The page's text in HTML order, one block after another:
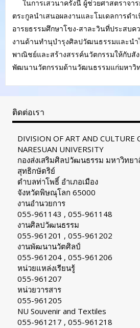
ในการเสวนาครั้งนี้ ผู้ช่วยศาสตราจา
ตระกูลนำเสนอผลงานและโมเดลการดำ
อารยธรรมศึกษาโขง-สาละวินที่ประสบค
งานด้านทำนุบำรุงศิลปวัฒนธรรมและนำ
พาณิชย์และสร้างสรรค์นวัตกรรมให้กับสั
พัฒนานวัตกรรมด้านวัฒนธรรมแก่มหาวิท
ติดต่อเรา
DIVISION OF ART AND CULTURE
NARESUAN UNIVERSITY
กองส่งเสริมศิลปวัฒนธรรม มหาวิทยา
สุทธิกษัตริย์
ตำบลท่าโพธิ์ อำเภอเมือง
จังหวัดพิษณุโลก 65000
งานอำนวยการ
055-961143 , 055-961148
งานศิลปวัฒนธรรม
055-961201 , 055-961202
งานพัฒนานวัตศิลป์
055-961204 , 055-961206
หน่วยแหล่งเรียนรู้
055-961207
หน่วยวารสาร
055-961205
NU Souvenir and Textiles
055-961217 , 055-961218